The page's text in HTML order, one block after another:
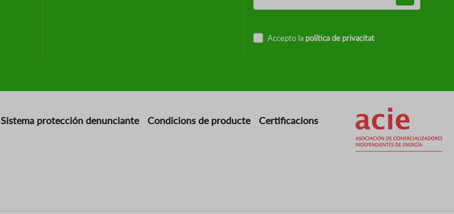
Accepto la política de privacitat
Sistema protección denunciante Condicions de producte Certificacions